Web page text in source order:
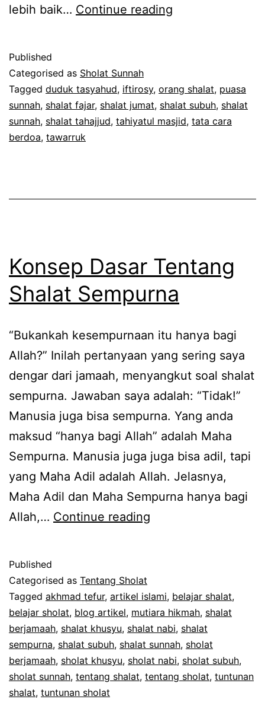
lebih baik… Continue reading
Fajar?
Published
Categorised as Sholat Sunnah
Tagged duduk tasyahud, iftirosy, orang shalat, puasa
sunnah, shalat fajar, shalat jumat, shalat subuh, shalat
sunnah, shalat tahajjud, tahiyatul masjid, tata cara
berdoa, tawarruk
Konsep Dasar Tentang
Shalat Sempurna
“Bukankah kesempurnaan itu hanya bagi
Allah?” Inilah pertanyaan yang sering saya
dengar dari jamaah, menyangkut soal shalat
sempurna. Jawaban saya adalah: “Tidak!”
Manusia juga bisa sempurna. Yang anda
maksud “hanya bagi Allah” adalah Maha
Sempurna. Manusia juga juga bisa adil, tapi
yang Maha Adil adalah Allah. Jelasnya,
Maha Adil dan Maha Sempurna hanya bagi
Allah,… Continue reading
Sempurna
Published
Categorised as Tentang Sholat
Tagged akhmad tefur, artikel islami, belajar shalat,
belajar sholat, blog artikel, mutiara hikmah, shalat
berjamaah, shalat khusyu, shalat nabi, shalat
sempurna, shalat subuh, shalat sunnah, sholat
berjamaah, sholat khusyu, sholat nabi, sholat subuh,
sholat sunnah, tentang shalat, tentang sholat, tuntunan
shalat, tuntunan sholat